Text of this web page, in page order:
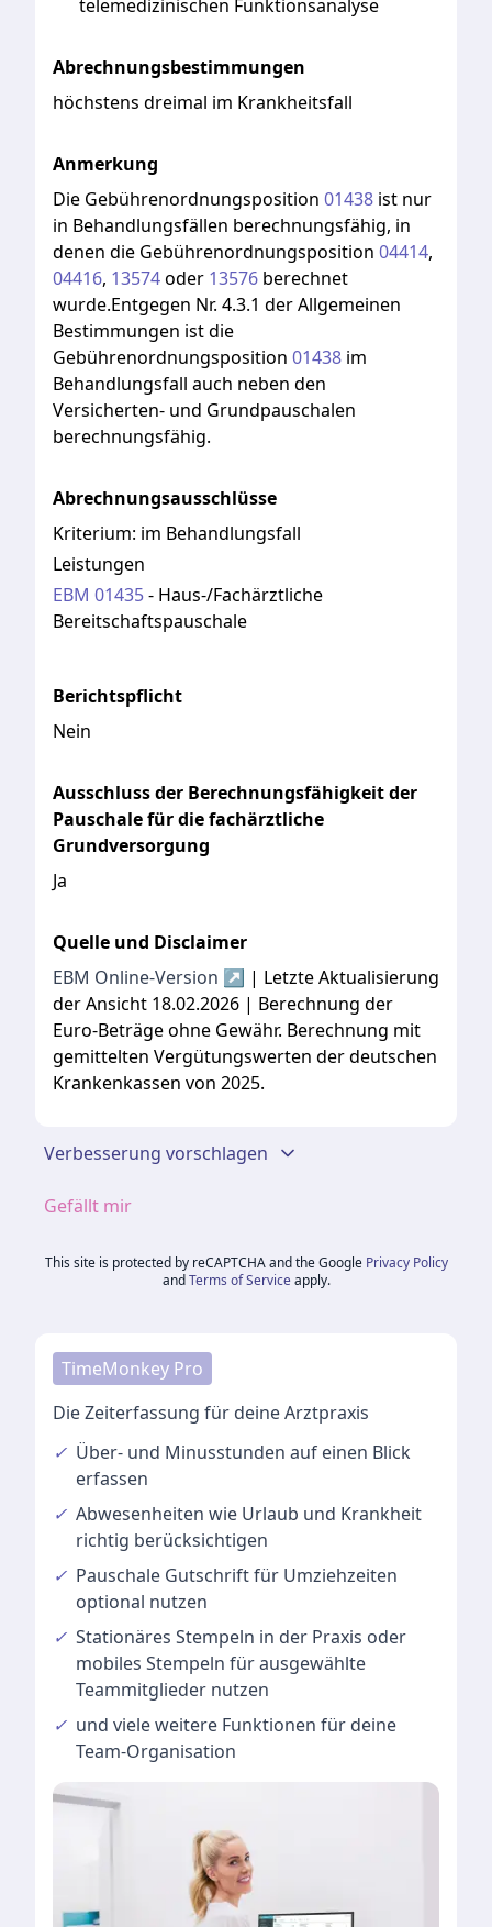
telemedizinischen Funktionsanalyse
Abrechnungsbestimmungen
höchstens dreimal im Krankheitsfall
Anmerkung
Die Gebührenordnungsposition 01438 ist nur
in Behandlungsfällen berechnungsfähig, in
denen die Gebührenordnungsposition 04414,
04416, 13574oder 13576 berechnet
wurde.Entgegen Nr. 4.3.1 derAllgemeinen
Bestimmungen istdie
Gebührenordnungsposition 01438 im
Behandlungsfall auch neben den
Versicherten- und Grundpauschalen
berechnungsfähig.
Abrechnungsausschlüsse
Kriterium: im Behandlungsfall
Leistungen
EBM 01435- Haus-/Fachärztliche
Bereitschaftspauschale
Berichtspflicht
Nein
Ausschluss der Berechnungsfähigkeit der
Pauschale für die fachärztliche
Grundversorgung
Ja
Quelle und Disclaimer
EBM Online-Version ↗ | Letzte Aktualisierung
der Ansicht 18.02.2026 | Berechnung der
Euro-Beträge ohne Gewähr. Berechnung mit
gemittelten Vergütungswerten der deutschen
Krankenkassen von 2025.
Verbesserung vorschlagen
Gefällt mir
This site is protected by reCAPTCHA and the Google Privacy Policy
and Terms of Service apply.
TimeMonkey Pro
Die Zeiterfassung für deine Arztpraxis
✓ Über- und Minusstunden auf einen Blick
erfassen
✓ Abwesenheiten wie Urlaub und Krankheit
richtig berücksichtigen
✓ Pauschale Gutschriftfür Umziehzeiten
optional nutzen
✓ Stationäres Stempeln in der Praxis oder
mobiles Stempeln für ausgewählte
Teammitglieder nutzen
✓ und vieleweitere Funktionen für deine
Team-Organisation